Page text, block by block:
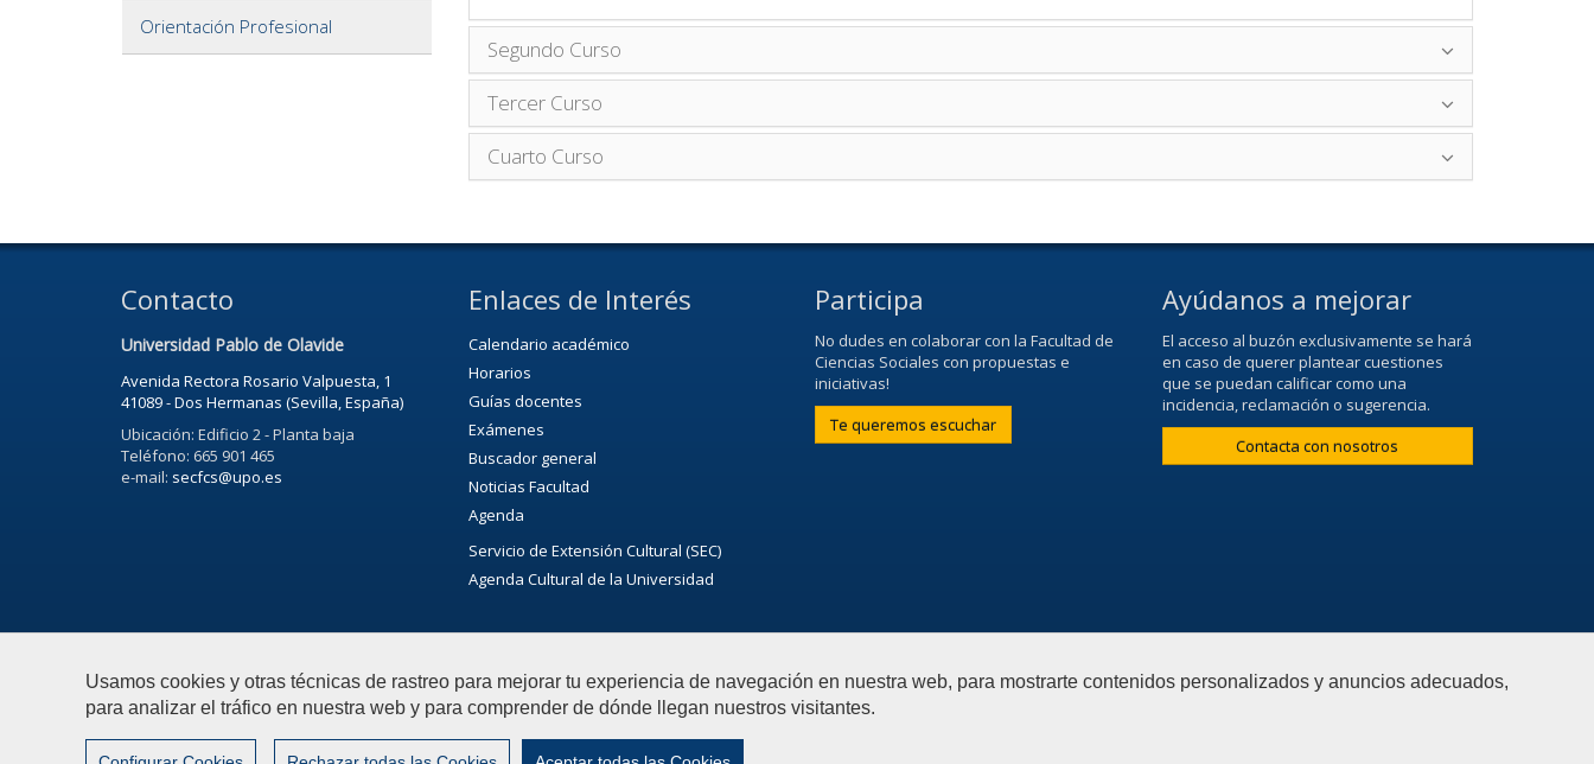
Usamos cookies y otras técnicas de rastreo para mejorar tu experiencia de navegación en nuestra web, para mostrarte contenidos personalizados y anuncios adecuados,
para analizar el tráfico en nuestra web y para comprender de dónde llegan nuestros visitantes.
Orientación Profesional
Segundo Curso
Tercer Curso
Cuarto Curso
Contacto
Universidad Pablo de Olavide
Avenida Rectora Rosario Valpuesta, 1
41089 - Dos Hermanas (Sevilla, España)
Ubicación: Edificio 2 - Planta baja
Teléfono: 665 901 465
e-mail: secfcs@upo.es
Enlaces de Interés
Calendario académico
Horarios
Guías docentes
Exámenes
Buscador general
Noticias Facultad
Agenda
Servicio de Extensión Cultural (SEC)
Agenda Cultural de la Universidad
Participa
No dudes en colaborar con la Facultad de
Ciencias Sociales con propuestas e
iniciativas!
Te queremos escuchar
Ayúdanos a mejorar
El acceso al buzón exclusivamente se hará
en caso de querer plantear cuestiones
que se puedan calificar como una
incidencia, reclamación o sugerencia.
Contacta con nosotros
© 2018 Universidad Pablo de Olavide - Facultad de Ciencias Sociales Contactar |